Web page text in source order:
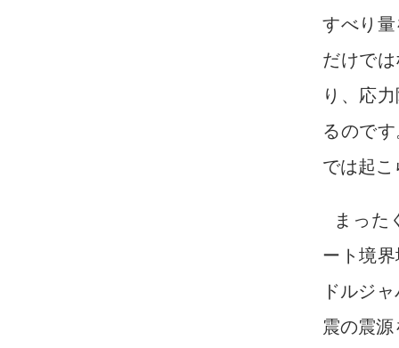
すべり
だけで
り、応
るので
では起
まった
ート境
ドルジ
震の震